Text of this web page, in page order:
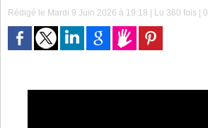
Rédigé le Mardi 9 Juin 2026 à 19:18 | Lu 360 fois |0